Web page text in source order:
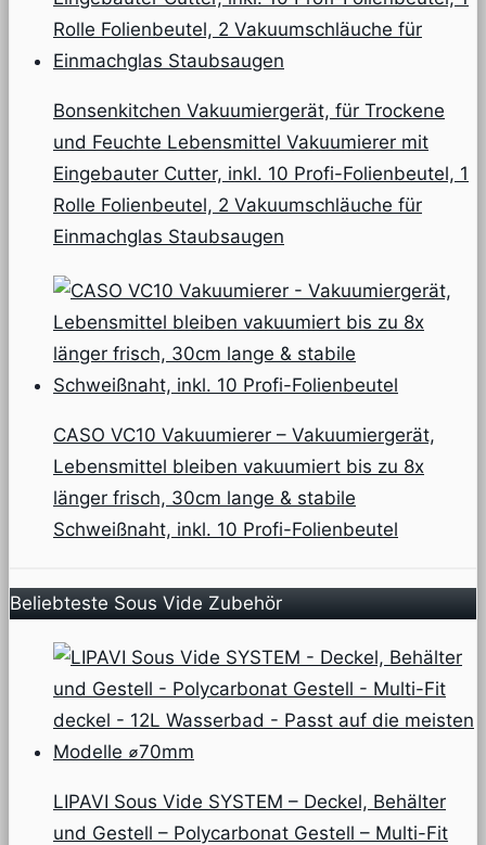
Bonsenkitchen Vakuumiergerät, für Trockene
und Feuchte Lebensmittel Vakuumierer mit
Eingebauter Cutter, inkl. 10 Profi-Folienbeutel, 1
Rolle Folienbeutel, 2 Vakuumschläuche für
Einmachglas Staubsaugen
CASO VC10 Vakuumierer – Vakuumiergerät,
Lebensmittel bleiben vakuumiert bis zu 8x
länger frisch, 30cm lange & stabile
Schweißnaht, inkl. 10 Profi-Folienbeutel
Beliebteste Sous Vide Zubehör
LIPAVI Sous Vide SYSTEM – Deckel, Behälter
und Gestell – Polycarbonat Gestell – Multi-Fit